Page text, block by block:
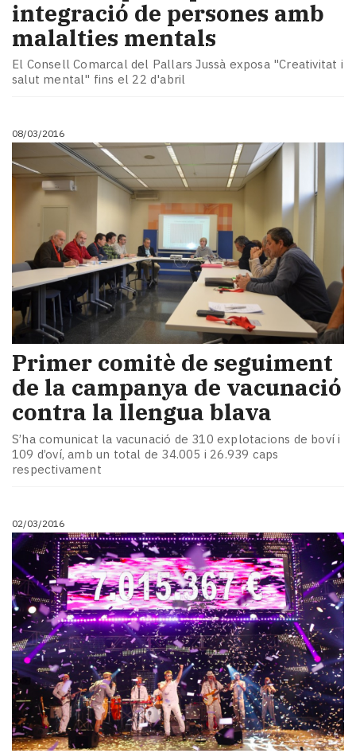
integració de persones amb
malalties mentals
El Consell Comarcal del Pallars Jussà exposa "Creativitat i
salut mental" fins el 22 d'abril
08/03/2016
​Primer comitè de seguiment
de la campanya de vacunació
contra la llengua blava
S’ha comunicat la vacunació de 310 explotacions de boví i
109 d’oví, amb un total de 34.005 i 26.939 caps
respectivament
02/03/2016